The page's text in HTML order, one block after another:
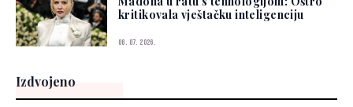
kritikovala vještačku inteligenciju
06. 07. 2026.
Izdvojeno